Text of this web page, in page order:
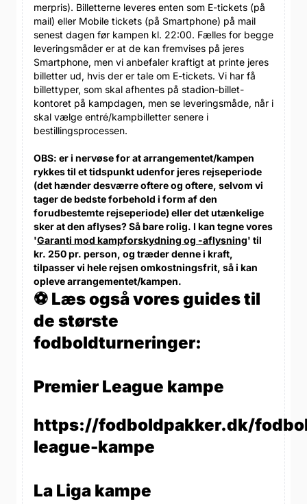
merpris). Billetterne leveres enten som E-tickets (på
mail) eller Mobile tickets (på Smartphone) på mail
senest dagen før kampen kl. 22:00. Fælles for begge
leveringsmåder er at de kan fremvises på jeres
Smartphone, men vi anbefaler kraftigt at printe jeres
billetter ud, hvis der er tale om E-tickets. Vi har få
billettyper, som skal afhentes på stadion-billet-
kontoret på kampdagen, men se leveringsmåde, når i
skal vælge entré/kampbilletter senere i
bestillingsprocessen.
OBS: er i nervøse for at arrangementet/kampen
rykkes til et tidspunkt udenfor jeres rejseperiode
(det hænder desværre oftere og oftere, selvom vi
tager de bedste forbehold i form af den
forudbestemte rejseperiode) eller det utænkelige
sker at den aflyses? Så bare rolig. I kan tegne vores
'Garanti mod kampforskydning og -aflysning' til
kr. 250 pr. person, og træder denne i kraft,
tilpasser vi hele rejsen omkostningsfrit, så i kan
opleve arrangementet/kampen.
⚽ Læs også vores guides til
de største
fodboldturneringer:
Premier League kampe
https://fodboldpakker.dk/
league-kampe
La Liga kampe